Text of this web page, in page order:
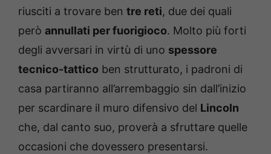
riusciti a trovare ben tre reti, due dei quali
però annullati per fuorigioco. Molto più forti
degli avversari in virtù di uno spessore
tecnico-tattico ben strutturato, i padroni di
casa partiranno all’arrembaggio sin dall’inizio
per scardinare il muro difensivo del Lincoln
che, dal canto suo, proverà a sfruttare quelle
occasioni che dovessero presentarsi.